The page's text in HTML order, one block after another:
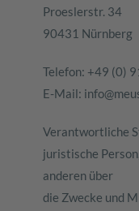
Proeslerstr. 34
90431 Nürnberg
Telefon: +49 (0)
E-Mail:
Verantwortliche
juristische
anderen über
die Zwecke und